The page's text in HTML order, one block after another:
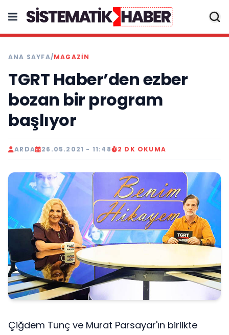
ANA SAYFA/MAGAZİN
TGRT Haber’den ezber
bozan bir program
başlıyor
ARDA 26.05.2021 - 11:48 2 DK OKUMA
Çiğdem Tunç ve Murat Parsayar'ın birlikte